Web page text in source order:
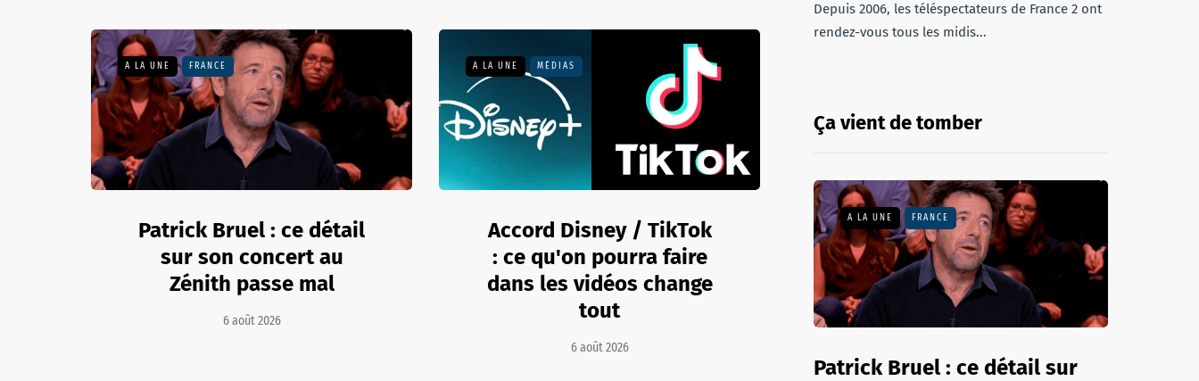
A LA UNE FRANCE
Patrick Bruel : ce détail
sur son concert au
Zénith passe mal
6 août 2026
A LA UNE MÉDIAS
Accord Disney / TikTok
: ce qu'on pourra faire
dans les vidéos change
tout
6 août 2026
Depuis 2006, les téléspectateurs de France 2 ont
rendez-vous tous les midis...
Ça vient de tomber
A LA UNE FRANCE
Patrick Bruel : ce détail sur